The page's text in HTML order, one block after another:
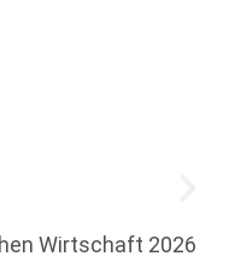
Wirtschaft 2026